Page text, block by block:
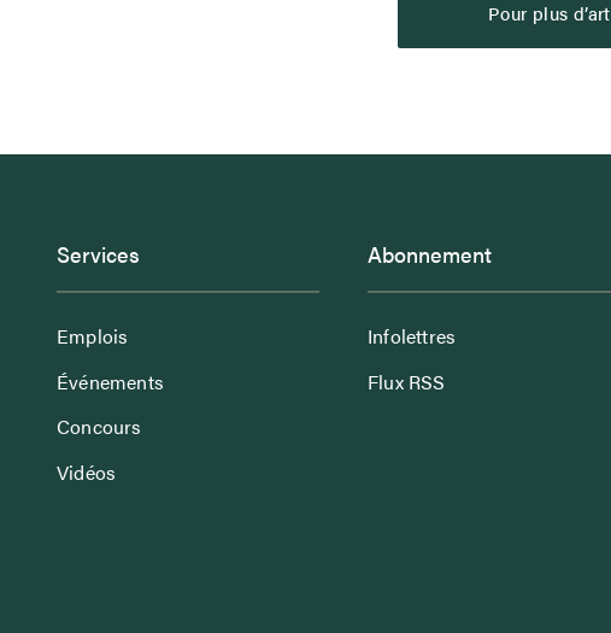
Pour plus
Services
Emplois
Événements
Concours
Vidéos
Abonnement
Infolettres
Flux RSS